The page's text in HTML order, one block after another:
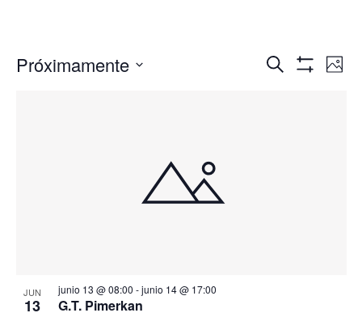
Buscar
de
Foto
Próximamente
JUN
13
junio 13 @ 08:00 -junio 14 @ 17:00
G.T. Pimerkan